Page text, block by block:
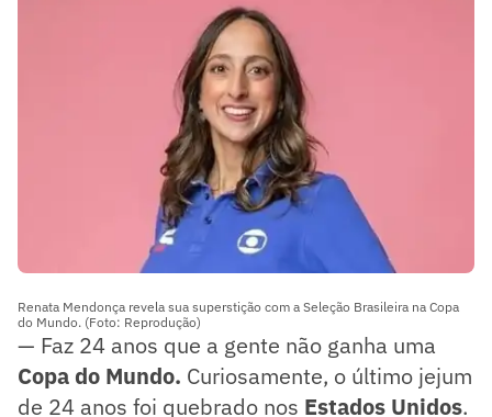
Renata Mendonça revela sua superstição com a Seleção Brasileira na Copa
do Mundo. (Foto: Reprodução)
— Faz 24 anos que a gente não ganha uma
Copa do Mundo. Curiosamente, o último jejum
de 24 anos foi quebrado nos Estados Unidos.